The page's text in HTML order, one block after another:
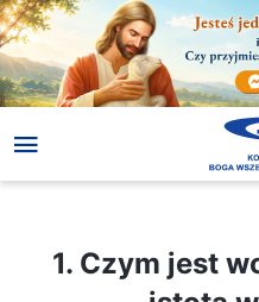
1. Czym jest wcielenie? Co
1. Czym jest